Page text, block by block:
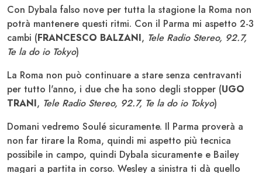
Con Dybala falso nove per tutta la stagione la Roma non
potrà mantenere questi ritmi. Con il Parma mi aspetto 2-3
cambi (FRANCESCO BALZANI, Tele Radio Stereo, 92.7,
Te la do io Tokyo)
La Roma non può continuare a stare senza centravanti
per tutto l'anno, i due che ha sono degli stopper (UGO
TRANI, Tele Radio Stereo, 92.7, Te la do io Tokyo)
Domani vedremo Soulé sicuramente. Il Parma proverà a
non far tirare la Roma, quindi mi aspetto più tecnica
possibile in campo, quindi Dybala sicuramente e Bailey
magari a partita in corso. Wesley a sinistra ti dà quello